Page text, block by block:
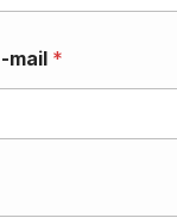
mail *